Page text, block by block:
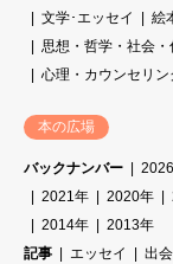
文学･エッセイ
絵
思想・哲学・社会・
心理・カウンセリン
本の広場
バックナンバー
2021年
2020年
2014年
2013年
記事
エッセイ 出